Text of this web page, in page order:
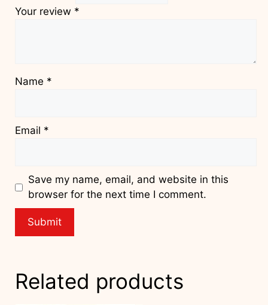
Your review *
Name *
Email *
Save my name, email, and website in this
browser for the next time I comment.
Related products